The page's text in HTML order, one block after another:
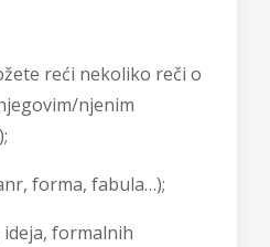
reći nekoliko reči o
njenim
forma, fabula…);
ideja, formalnih